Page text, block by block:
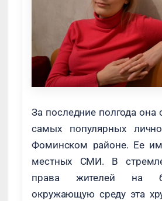
За последние полгода она
самых популярных
Фоминском районе. Ее
местных СМИ. В
права жителей на
окружающую среду эта